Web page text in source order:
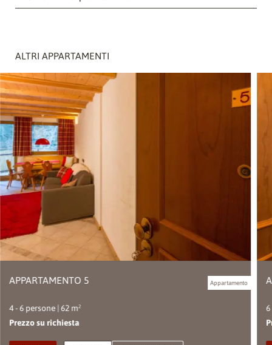
ALTRI APPARTAMENTI
APPARTAMENTO 5 Appartamento
4 - 6 persone | 62 m²
Prezzo su richiesta
6